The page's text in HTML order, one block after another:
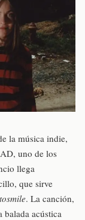
la música indie,
uno de los
llega
que sirve
. La canción,
balada acústica